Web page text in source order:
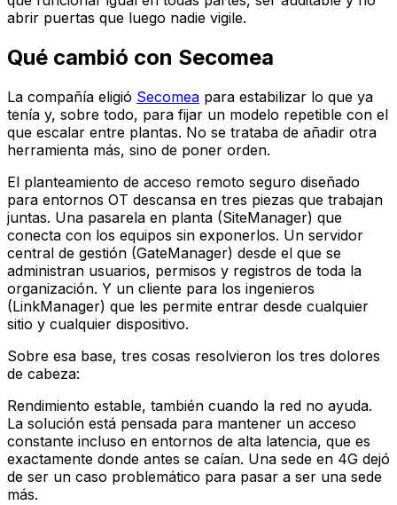
abrir puertas que luego nadie vigile.
Qué cambió con Secomea
La compañía eligió Secomea para estabilizar lo que ya
tenía y, sobre todo, para fijar un modelo repetible con el
que escalar entre plantas. No se trataba de añadir otra
herramienta más, sino de poner orden.
El planteamiento de acceso remoto seguro diseñado
para entornos OT descansa en tres piezas que trabajan
juntas. Una pasarela en planta (SiteManager) que
conecta con los equipos sin exponerlos. Un servidor
central de gestión (GateManager) desde el que se
administran usuarios, permisos y registros de toda la
organización. Y un cliente para los ingenieros
(LinkManager) que les permite entrar desde cualquier
sitio y cualquier dispositivo.
Sobre esa base, tres cosas resolvieron los tres dolores
de cabeza:
Rendimiento estable, también cuando la red no ayuda.
La solución está pensada para mantener un acceso
constante incluso en entornos de alta latencia, que es
exactamente donde antes se caían. Una sede en 4G dejó
de ser un caso problemático para pasar a ser una sede
más.